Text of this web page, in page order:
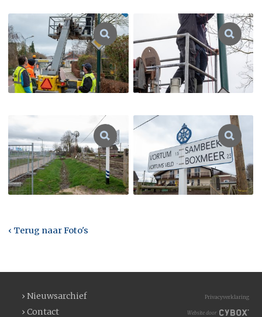
‹ Terug naar Foto's
› Nieuwsarchief
› Contact
Privacyverklaring
Website door